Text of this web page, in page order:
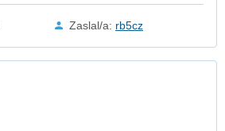
Zaslal/a: rb5cz